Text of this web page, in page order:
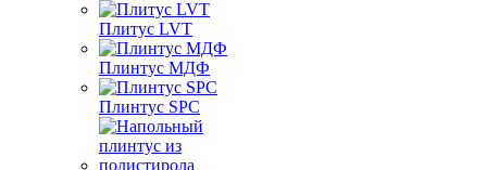
Плитус LVT
Плинтус МДФ
Плинтус SPC